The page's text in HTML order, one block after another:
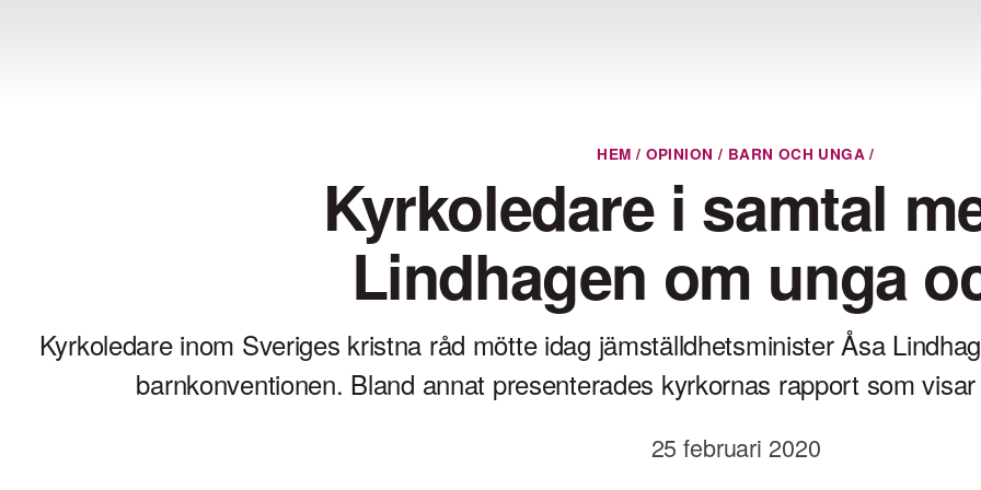
HEM / OPINION / BARN OCH UNGA /
Kyrkoledare i samtal
Lindhagen om unga
Kyrkoledare inom Sveriges kristna råd mötte idag jämställdhetsminister Åsa
barnkonventionen. Bland annat presenterades kyrkornas rapport som
25 februari 2020